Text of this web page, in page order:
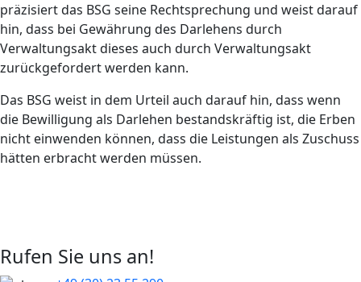
präzisiert das BSG seine Rechtsprechung und weist darauf
hin, dass bei Gewährung des Darlehens durch
Verwaltungsakt dieses auch durch Verwaltungsakt
zurückgefordert werden kann.
Das BSG weist in dem Urteil auch darauf hin, dass wenn
die Bewilligung als Darlehen bestandskräftig ist, die Erben
nicht einwenden können, dass die Leistungen als Zuschuss
hätten erbracht werden müssen.
Rufen Sie uns an!